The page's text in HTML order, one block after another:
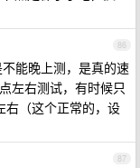
86
能晚上测，是真的速
左右测试，有时候只
右（这个正常的，设
87